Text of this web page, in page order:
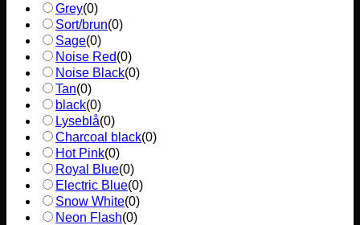
Grey(0)
Sort/brun(0)
Sage(0)
Noise Red(0)
Noise Black(0)
Tan(0)
black(0)
Lyseblå(0)
Charcoal black(0)
Hot Pink(0)
Royal Blue(0)
Electric Blue(0)
Snow White(0)
Neon Flash(0)